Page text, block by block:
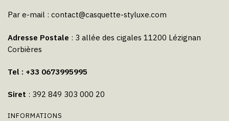
Par e-mail : contact@casquette-styluxe.com
Adresse Postale : 3 allée des cigales 11200 Lézignan
Corbières
Tel : +33 0673995995
Siret : 392 849 303 000 20
INFORMATIONS